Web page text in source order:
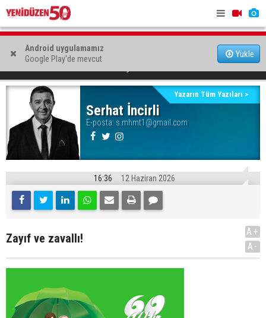
Android uygulamamız
Google Play'de mevcut
Yükle
AP: Hürmüz Boğazı'nın açılması için anlaşma taslağına
son hali verildi
Aktunç:
sistematik
Serhat İncirli
E-posta: s.mhmt1@gmail.com
Yazarın Tüm Yazıları >
16:36 12 Haziran 2026
Zayıf ve zavallı!
A+
A-